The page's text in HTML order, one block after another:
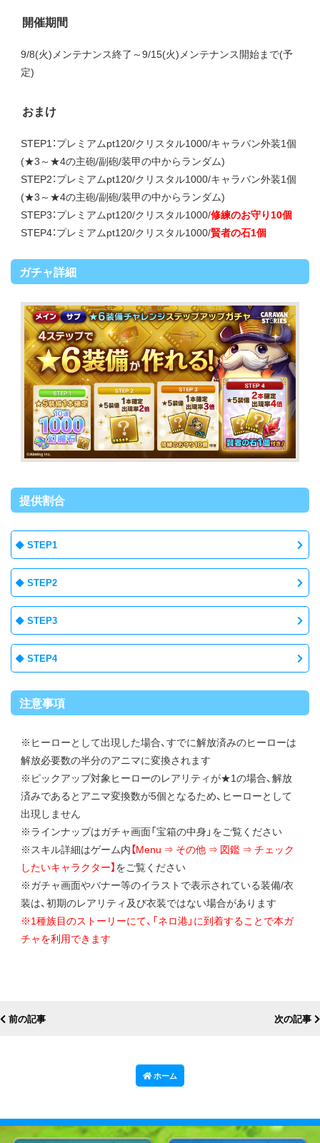
開催期間
9/8(火)メンテナンス終了～9/15(火)メンテナンス開始まで(予
定)
おまけ
STEP1：プレミアムpt120/クリスタル1000/キャラバン外装1個
(★3～★4の主砲/副砲/装甲の中からランダム)
STEP2：プレミアムpt120/クリスタル1000/キャラバン外装1個
(★3～★4の主砲/副砲/装甲の中からランダム)
STEP3：プレミアムpt120/クリスタル1000/修練のお守り10個
STEP4：プレミアムpt120/クリスタル1000/賢者の石1個
ガチャ詳細
提供割合
STEP1
STEP2
STEP3
STEP4
注意事項
※ヒーローとして出現した場合、すでに解放済みのヒーローは
解放必要数の半分のアニマに変換されます
※ピックアップ対象ヒーローのレアリティが★1の場合、解放
済みであるとアニマ変換数が5個となるため、ヒーローとして
出現しません
※ラインナップはガチャ画面「宝箱の中身」をご覧ください
※スキル詳細はゲーム内【Menu ⇒ その他 ⇒ 図鑑 ⇒ チェック
したいキャラクター】をご覧ください
※ガチャ画面やバナー等のイラストで表示されている装備/衣
装は、初期のレアリティ及び衣装ではない場合があります
※1種族目のストーリーにて、「ネロ港」に到着することで本ガ
チャを利用できます
前の記事 次の記事
ホーム